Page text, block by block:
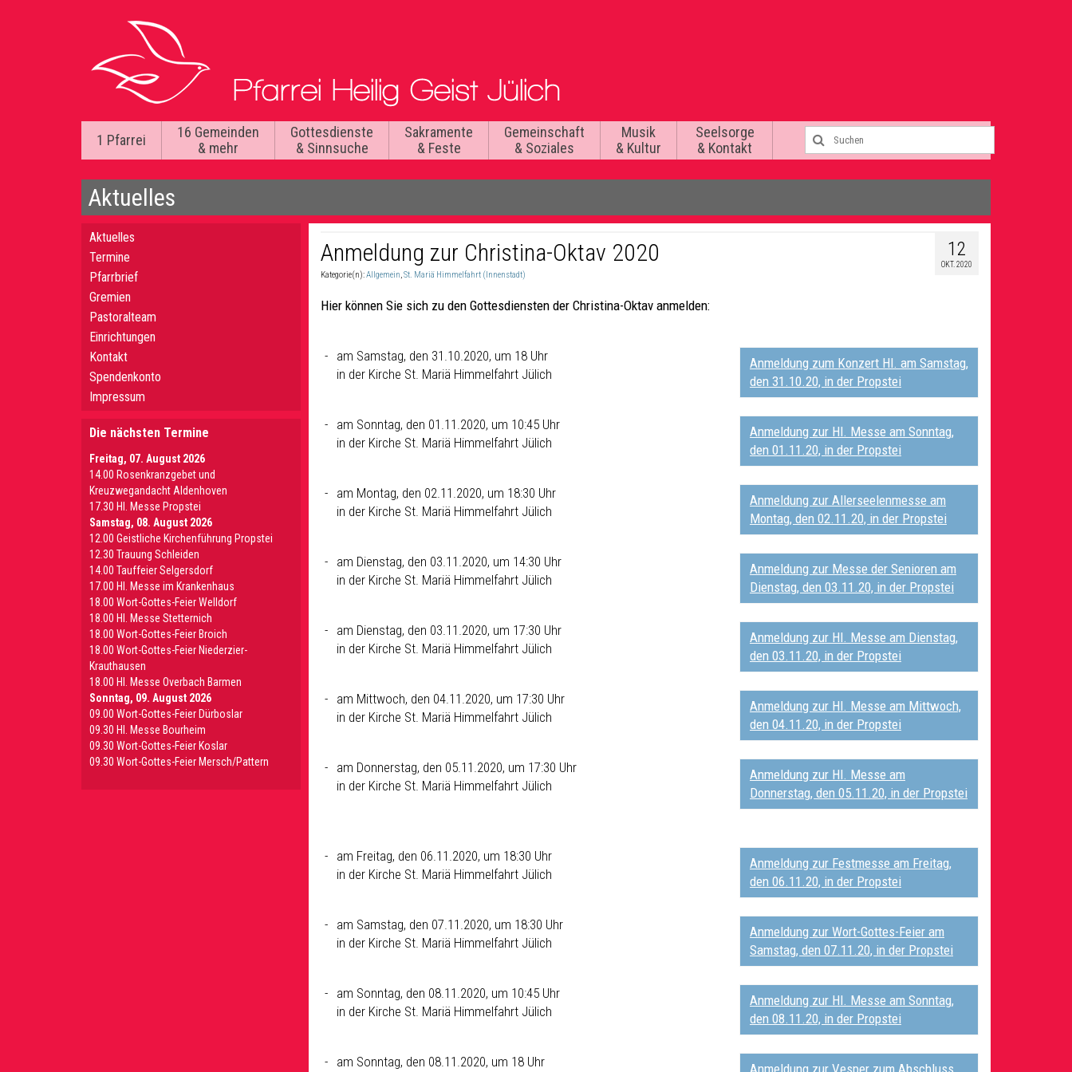
1 Pfarrei
16 Gemeinden
& mehr
Gottesdienste
& Sinnsuche
Sakramente
& Feste
Gemeinschaft
& Soziales
Musik
& Kultur
Seelsorge
& Kontakt
Aktuelles
12
OKT. 2020
Anmeldung zur Christina-Oktav 2020
Kategorie(n):Allgemein,St. Mariä Himmelfahrt (Innenstadt)
Hier können Sie sich zu den Gottesdiensten der Christina-Oktav anmelden:
Anmeldung zum Konzert Hl. am Samstag,
den 31.10.20, in der Propstei
am Samstag, den 31.10.2020, um 18 Uhr
in der Kirche St. Mariä Himmelfahrt Jülich
Anmeldung zur Hl. Messe am Sonntag,
den 01.11.20, in der Propstei
am Sonntag, den 01.11.2020, um 10:45 Uhr
in der Kirche St. Mariä Himmelfahrt Jülich
Anmeldung zur Allerseelenmesse am
Montag, den 02.11.20, in der Propstei
am Montag, den 02.11.2020, um 18:30 Uhr
in der Kirche St. Mariä Himmelfahrt Jülich
Anmeldung zur Messe der Senioren am
Dienstag, den 03.11.20, in der Propstei
am Dienstag, den 03.11.2020, um 14:30 Uhr
in der Kirche St. Mariä Himmelfahrt Jülich
Anmeldung zur Hl. Messe am Dienstag,
den 03.11.20, in der Propstei
am Dienstag, den 03.11.2020, um 17:30 Uhr
in der Kirche St. Mariä Himmelfahrt Jülich
Anmeldung zur Hl. Messe am Mittwoch,
den 04.11.20, in der Propstei
am Mittwoch, den 04.11.2020, um 17:30 Uhr
in der Kirche St. Mariä Himmelfahrt Jülich
Anmeldung zur Hl. Messe am
Donnerstag, den 05.11.20, in der Propstei
am Donnerstag, den 05.11.2020, um 17:30 Uhr
in der Kirche St. Mariä Himmelfahrt Jülich
Anmeldung zur Festmesse am Freitag,
den 06.11.20, in der Propstei
am Freitag, den 06.11.2020, um 18:30 Uhr
in der Kirche St. Mariä Himmelfahrt Jülich
Anmeldung zur Wort-Gottes-Feier am
Samstag, den 07.11.20, in der Propstei
am Samstag, den 07.11.2020, um 18:30 Uhr
in der Kirche St. Mariä Himmelfahrt Jülich
Anmeldung zur Hl. Messe am Sonntag,
den 08.11.20, in der Propstei
am Sonntag, den 08.11.2020, um 10:45 Uhr
in der Kirche St. Mariä Himmelfahrt Jülich
Anmeldung zur Vesper zum Abschluss
am Sonntag, den 08.11.2020, um 18 Uhr
Aktuelles
Termine
Pfarrbrief
Gremien
Pastoralteam
Einrichtungen
Kontakt
Spendenkonto
Impressum
Die nächsten Termine
Freitag, 07. August 2026
14.00 Rosenkranzgebet und
Kreuzwegandacht Aldenhoven
17.30 Hl. Messe Propstei
Samstag, 08. August 2026
12.00 Geistliche Kirchenführung Propstei
12.30 Trauung Schleiden
14.00 Tauffeier Selgersdorf
17.00 Hl. Messe im Krankenhaus
18.00 Wort-Gottes-Feier Welldorf
18.00 Hl. Messe Stetternich
18.00 Wort-Gottes-Feier Broich
18.00 Wort-Gottes-Feier Niederzier-
Krauthausen
18.00 Hl. Messe Overbach Barmen
Sonntag, 09. August 2026
09.00 Wort-Gottes-Feier Dürboslar
09.30 HI. Messe Bourheim
09.30 Wort-Gottes-Feier Koslar
09.30 Wort-Gottes-Feier Mersch/Pattern